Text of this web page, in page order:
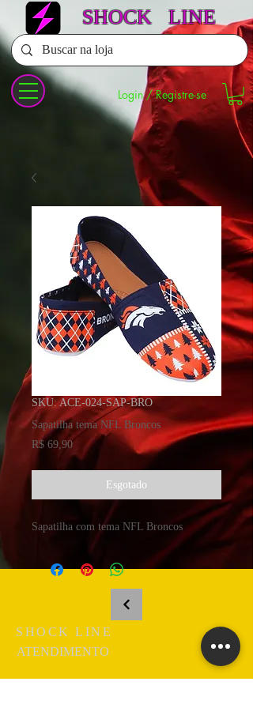
SHOCK LINE
Login / Registre-se
SKU: ACE-024-SAP-BRO
Sapatilha tema NFL Broncos
R$ 69,90Preço
Esgotado
Sapatilha com tema NFL Broncos
SHOCK LINE
ATENDIMENTO